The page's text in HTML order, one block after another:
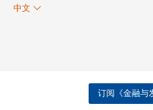
中文
订阅《金融与